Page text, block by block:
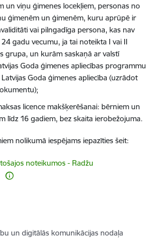
un viņu ģimenes locekļiem, personas no
ģimenēm un ģimenēm, kuru aprūpē ir
vai pilngadīga persona, kas nav
gadu vecumu, ja tai noteikta I vai II
grupa, un kurām saskaņā ar valstī
Goda ģimenes apliecības programmu
Goda ģimenes apliecība (uzrādot
licence makšķerēšanai: bērniem un
līdz 16 gadiem, bez skaita ierobežojuma.
nolikumā iespējams iepazīties šeit:
noteikumos - Radžu
un digitālās komunikācijas nodaļa